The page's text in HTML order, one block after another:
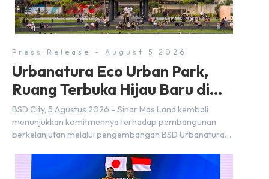
Press Release - August 5 2026
Urbanatura Eco Urban Park,
Ruang Terbuka Hijau Baru di
BSD City
BSD City, 5 Agustus 2026 – Sinar Mas Land kembali
menunjukkan komitmennya terhadap pembangunan
berkelanjutan melalui pengembangan BSD Urbanatura
dengan jalur sungai sepanjang 1,5 km yang dikelilingi
lanskap tropis rimbun di BSD City yang sebelumnya